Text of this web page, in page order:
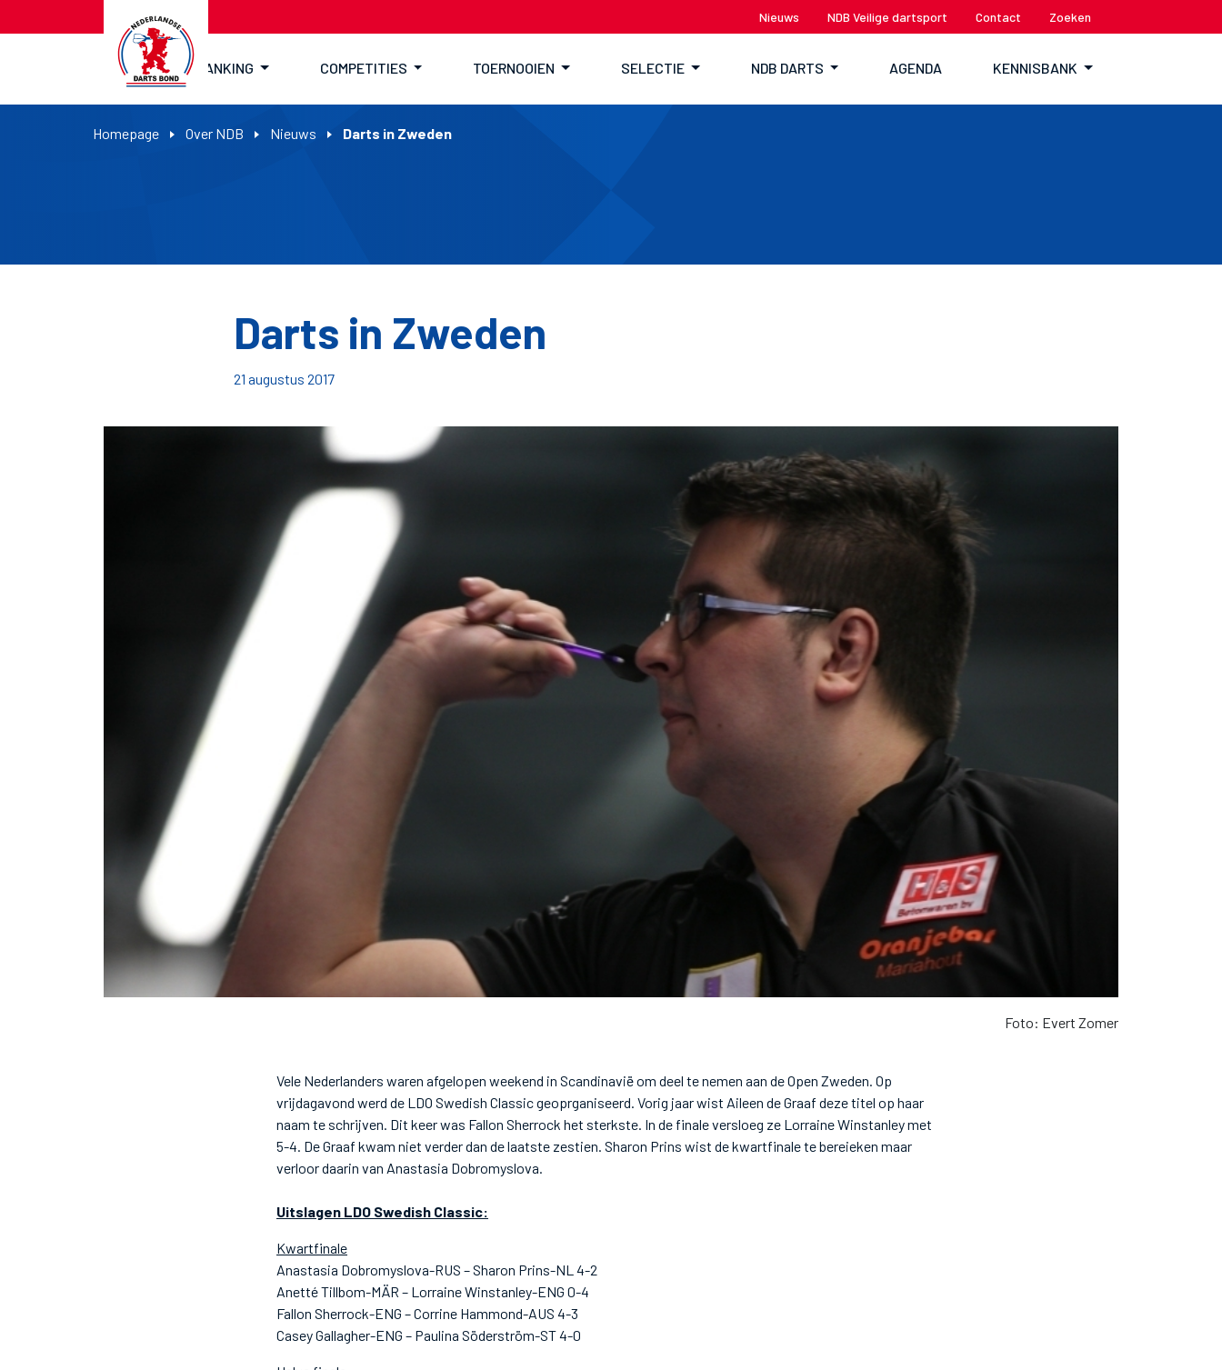
Nieuws NDB Veilige dartsport Contact Zoeken
RANKING COMPETITIES TOERNOOIEN SELECTIE NDB DARTS AGENDA KENNISBANK
Homepage Over NDB Nieuws Darts in Zweden
Darts in Zweden
21 augustus 2017
Foto: Evert Zomer
Vele Nederlanders waren afgelopen weekend in Scandinavië om deel te nemen aan de Open Zweden. Op
vrijdagavond werd de LDO Swedish Classic geoprganiseerd. Vorig jaar wist Aileen de Graaf deze titel op haar
naam te schrijven. Dit keer was Fallon Sherrock het sterkste. In de finale versloeg ze Lorraine Winstanley met
5-4. De Graaf kwam niet verder dan de laatste zestien. Sharon Prins wist de kwartfinale te bereieken maar
verloor daarin van Anastasia Dobromyslova.
Uitslagen LDO Swedish Classic:
Kwartfinale
Anastasia Dobromyslova-RUS – Sharon Prins-NL 4-2
Anetté Tillbom-MÄR – Lorraine Winstanley-ENG 0-4
Fallon Sherrock-ENG – Corrine Hammond-AUS 4-3
Casey Gallagher-ENG – Paulina Söderström-ST 4-0